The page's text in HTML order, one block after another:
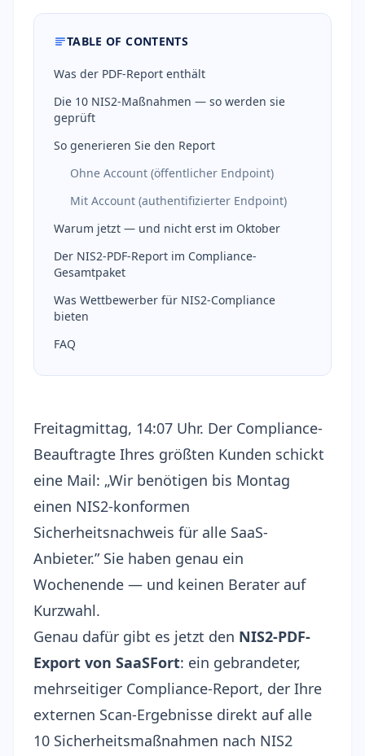
TABLE OF CONTENTS
Was der PDF-Report enthält
Die 10 NIS2-Maßnahmen — so werden sie
geprüft
So generieren Sie den Report
Ohne Account (öffentlicher Endpoint)
Mit Account (authentifizierter Endpoint)
Warum jetzt — und nicht erst im Oktober
Der NIS2-PDF-Report im Compliance-
Gesamtpaket
Was Wettbewerber für NIS2-Compliance
bieten
FAQ
Freitagmittag, 14:07 Uhr. Der Compliance-
Beauftragte Ihres größten Kunden schickt
eine Mail: „Wir benötigen bis Montag
einen NIS2-konformen
Sicherheitsnachweis für alle SaaS-
Anbieter.” Sie haben genau ein
Wochenende — und keinen Berater auf
Kurzwahl.
Genau dafür gibt es jetzt den NIS2-PDF-
Export von SaaSFort: ein gebrandeter,
mehrseitiger Compliance-Report, der Ihre
externen Scan-Ergebnisse direkt auf alle
10 Sicherheitsmaßnahmen nach NIS2